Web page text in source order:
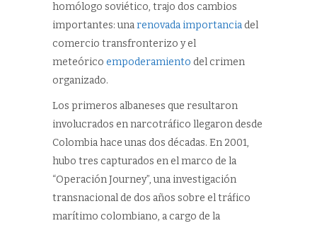
homólogo soviético, trajo dos cambios
importantes: unarenovada importanciadel
comercio transfronterizo y el
meteórico empoderamiento del crimen
organizado.
Los primeros albaneses que resultaron
involucrados en narcotráfico llegaron desde
Colombia hace unas dos décadas. En 2001,
hubo tres capturados en el marco de la
“Operación Journey”, una investigación
transnacional de dos años sobre el tráfico
marítimo colombiano, a cargo de la